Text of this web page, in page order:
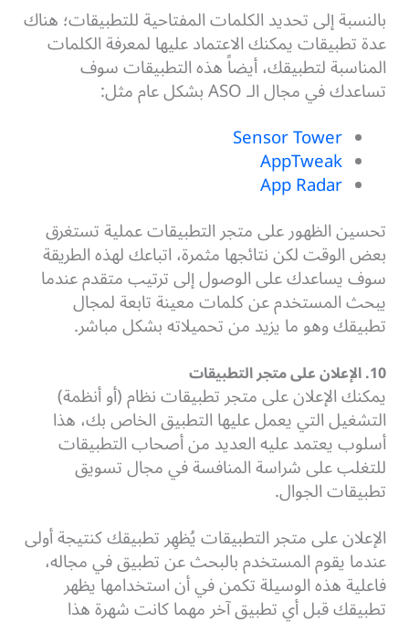
بالنسبة إلى تحديد الكلمات المفتاحية للتطبيقات؛ هناك
عدة تطبيقات يمكنك الاعتماد عليها لمعرفة الكلمات
المناسبة لتطبيقك، أيضاً هذه التطبيقات سوف
تساعدك في مجال الـ ASO بشكل عام مثل:
Sensor Tower
AppTweak
App Radar
تحسين الظهور على متجر التطبيقات عملية تستغرق
بعض الوقت لكن نتائجها مثمرة، اتباعك لهذه الطريقة
سوف يساعدك على الوصول إلى ترتيب متقدم عندما
يبحث المستخدم عن كلمات معينة تابعة لمجال
تطبيقك وهو ما يزيد من تحميلاته بشكل مباشر.
10. الإعلان على متجر التطبيقات
يمكنك الإعلان على متجر تطبيقات نظام (أو أنظمة)
التشغيل التي يعمل عليها التطبيق الخاص بك، هذا
أسلوب يعتمد عليه العديد من أصحاب التطبيقات
للتغلب على شراسة المنافسة في مجال تسويق
تطبيقات الجوال.
الإعلان على متجر التطبيقات يُظهِر تطبيقك كنتيجة أولى
عندما يقوم المستخدم بالبحث عن تطبيق في مجاله،
فاعلية هذه الوسيلة تكمن في أن استخدامها يظهر
تطبيقك قبل أي تطبيق آخر مهما كانت شهرة هذا